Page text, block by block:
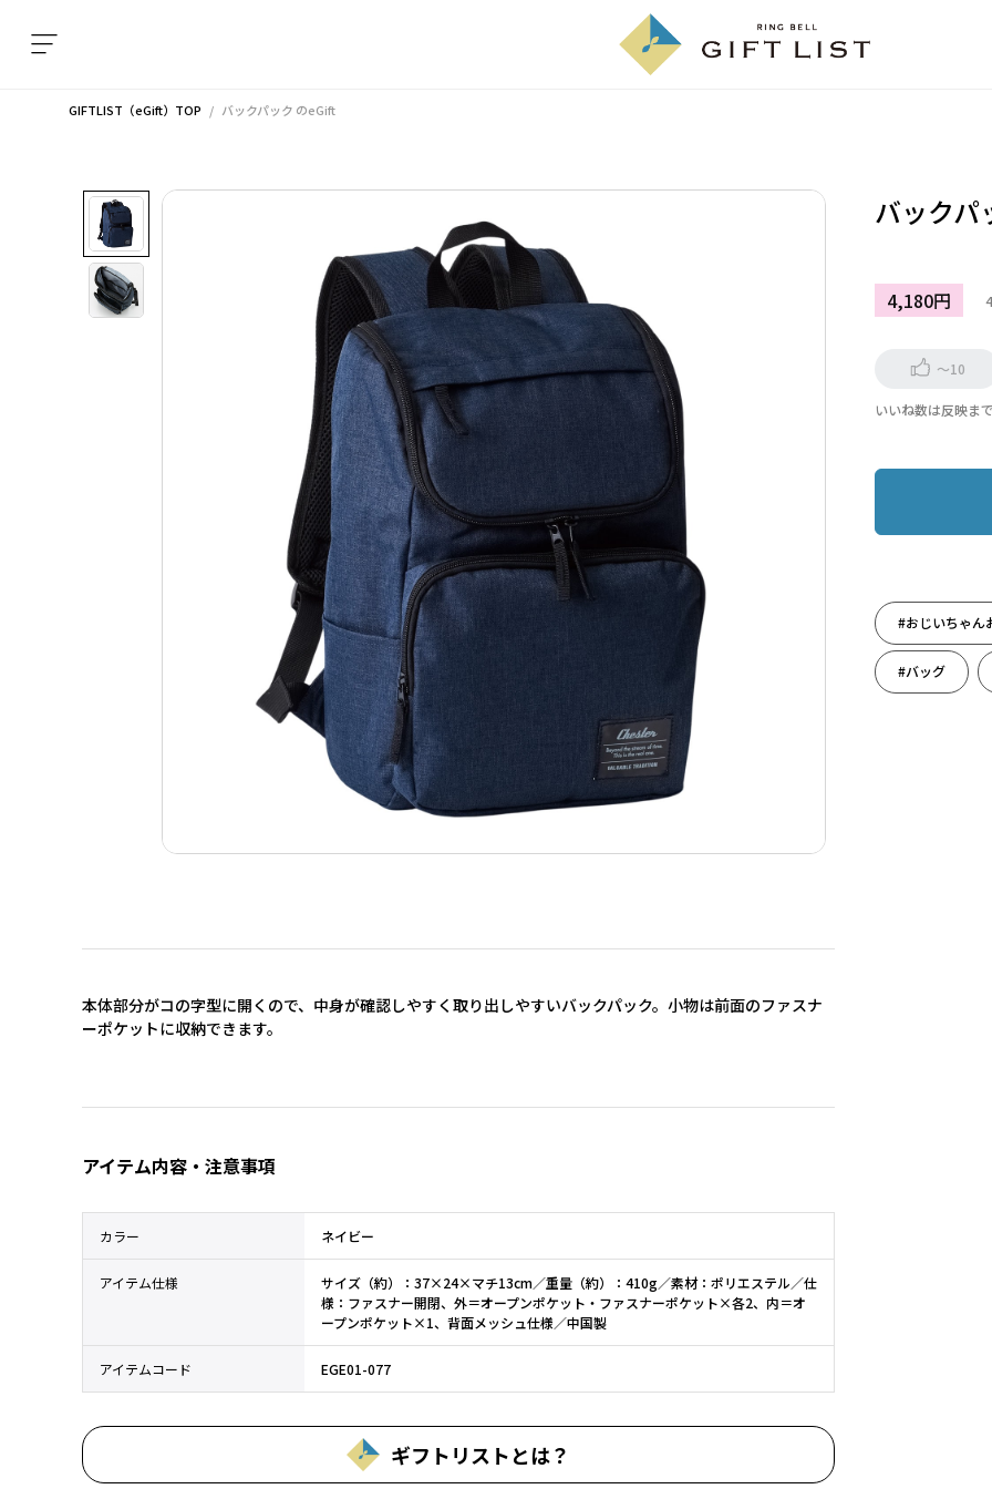
GIFTLIST（eGift）TOP バックパック のeGift
本体部分がコの字型に開くので、中身が確認しやすく取り出しやすいバックパック。小物は前面のファスナ
ーポケットに収納できます。
アイテム内容・注意事項
カラー ネイビー
アイテム仕様
サイズ（約）：37×24×マチ13cm／重量（約）：410g／素材：ポリエステル／仕
様：ファスナー開閉、外＝オープンポケット・ファスナーポケット×各2、内＝オ
ープンポケット×1、背面メッシュ仕様／中国製
アイテムコード EGE01-077
ギフトリストとは？
バックパ
4,180円
～10
いいね数は反映ま
#おじいちゃん
#バッグ